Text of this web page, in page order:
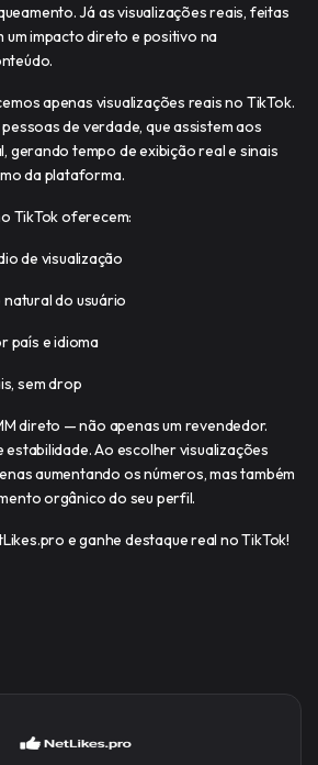
Já as visualizações reais, feitas
um impacto direto e positivo na
apenas visualizações reais no TikTok.
de verdade, que assistem aos
gerando tempo de exibição real e sinais
da plataforma.
TikTok oferecem:
de visualização
do usuário
país e idioma
sem drop
direto — não apenas um revendedor.
Ao escolher visualizações
aumentando os números, mas também
orgânico do seu perfil.
e ganhe destaque real no TikTok!